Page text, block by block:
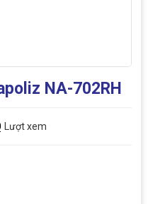
NA-702RH
Lượt xem